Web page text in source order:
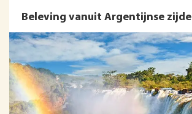
Beleving vanuit Argentijnse zijde